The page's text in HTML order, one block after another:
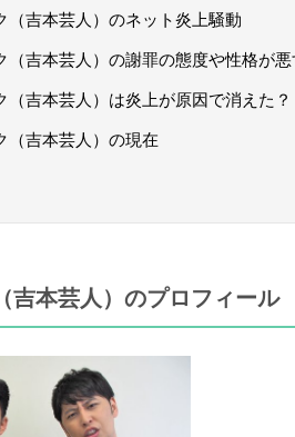
（吉本芸人）のネット炎上騒動
（吉本芸人）の謝罪の態度や性格が
（吉本芸人）は炎上が原因で消えた？
（吉本芸人）の現在
吉本芸人）のプロフィール